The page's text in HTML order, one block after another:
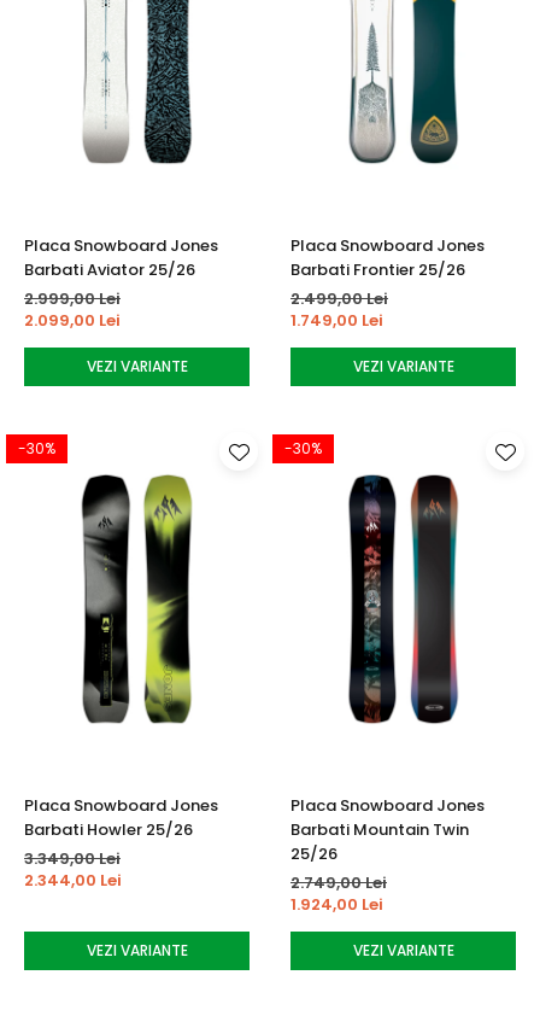
Placa Snowboard Jones
Barbati Aviator 25/26
2.999,00 Lei
2.099,00 Lei
VEZI VARIANTE
Placa Snowboard Jones
Barbati Frontier 25/26
2.499,00 Lei
1.749,00 Lei
VEZI VARIANTE
-30%
Placa Snowboard Jones
Barbati Howler 25/26
3.349,00 Lei
2.344,00 Lei
VEZI VARIANTE
-30%
Placa Snowboard Jones
Barbati Mountain Twin
25/26
2.749,00 Lei
1.924,00 Lei
VEZI VARIANTE